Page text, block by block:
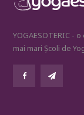
YOGAESOTERIC -
mai mari Școli de